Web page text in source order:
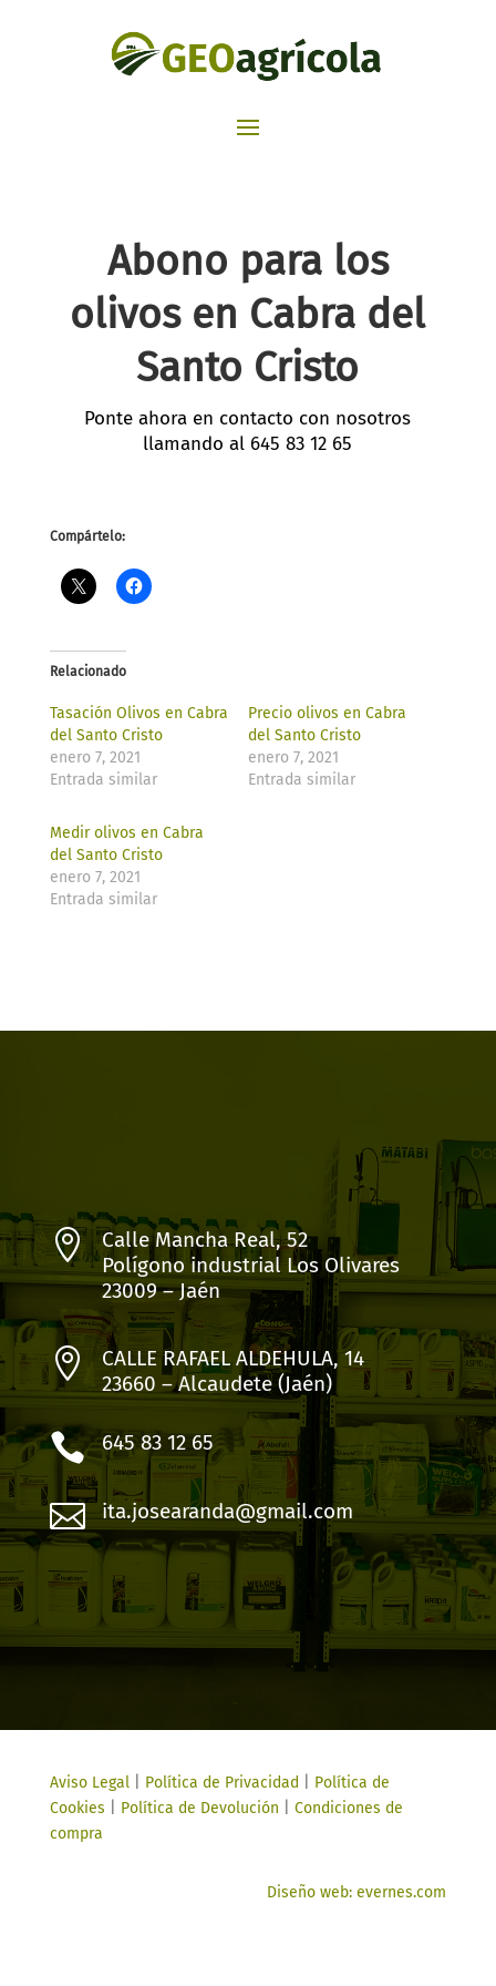
Abono para los
olivos en Cabra del
Santo Cristo
Ponte ahora en contacto con nosotros
llamando al 645 83 12 65
Compártelo:
Relacionado
Tasación Olivos en Cabra
del Santo Cristo
enero 7, 2021
Entrada similar
Precio olivos en Cabra
del Santo Cristo
enero 7, 2021
Entrada similar
Medir olivos en Cabra
del Santo Cristo
enero 7, 2021
Entrada similar

Calle Mancha Real, 52
Polígono industrial Los Olivares
23009 – Jaén

CALLE RAFAEL ALDEHULA, 14
23660 – Alcaudete (Jaén)
 645 83 12 65
 ita.josearanda@gmail.com
Aviso Legal| Política de Privacidad
Política de
Cookies
Política de Devolución
Condiciones de
compra
Diseño web: evernes.com